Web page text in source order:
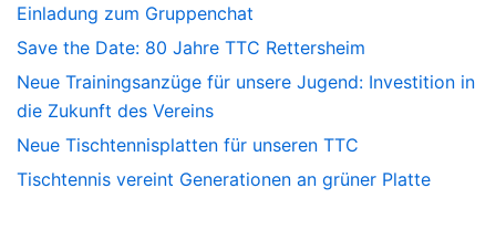
Einladung zum Gruppenchat
Save the Date: 80 Jahre TTC Rettersheim
Neue Trainingsanzüge für unsere Jugend: Investition in
die Zukunft des Vereins
Neue Tischtennisplatten für unseren TTC
Tischtennis vereint Generationen an grüner Platte